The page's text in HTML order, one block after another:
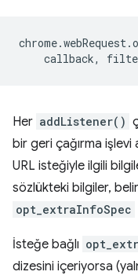
chrome.webRequest.
callback,
Her addListener()
bir geri çağırma işlevi
URL isteğiyle ilgili
sözlükteki bilgiler,
opt_extraInfoSpec
İsteğe bağlı
dizesini içeriyorsa